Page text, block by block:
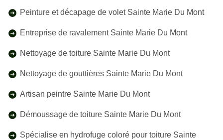
Peinture et décapage de volet Sainte Marie Du Mont
Entreprise de ravalement Sainte Marie Du Mont
Nettoyage de toiture Sainte Marie Du Mont
Nettoyage de gouttières Sainte Marie Du Mont
Artisan peintre Sainte Marie Du Mont
Démoussage de toiture Sainte Marie Du Mont
Spécialise en hydrofuge coloré pour toiture Sainte